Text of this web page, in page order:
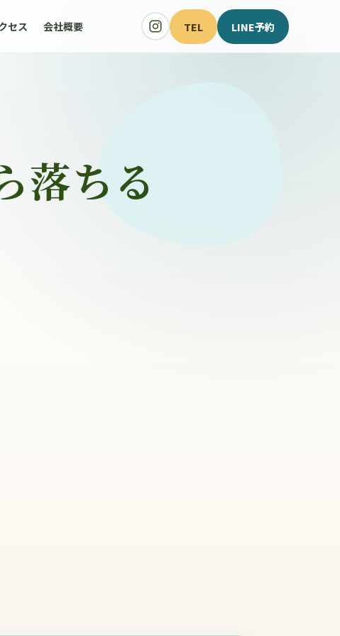
セス 会社概要 TEL LINE予約
落ちる